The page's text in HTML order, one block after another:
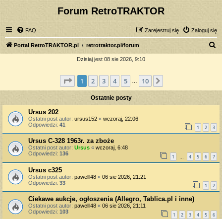
Forum RetroTRAKTOR
FAQ Zaloguj się
Zarejestruj się
Portal RetroTRAKTOR.pl retrotraktor.pl/forum
a
j
Dzisiaj jest 08 sie 2026, 9:10
Strona z10
1 2 3 4 5 10
Ostatnie posty
Ursus 202
Ostatni post autor: ursus152 « wczoraj, 22:06
Odpowiedzi: 41 1 2 3
Ursus C-328 1963r. za zboże
Ostatni post autor: Ursus « wczoraj, 6:48
Odpowiedzi: 136 1 … 4 5 6 7
Ursus c325
Ostatni post autor: pawelll48 « 06 sie 2026, 21:21
Odpowiedzi: 33 1 2
Ciekawe aukcje, ogłoszenia (Allegro, Tablica.pl i inne)
Ostatni post autor: pawelll48 « 06 sie 2026, 21:11
Odpowiedzi: 103 1 2 3 4 5 6